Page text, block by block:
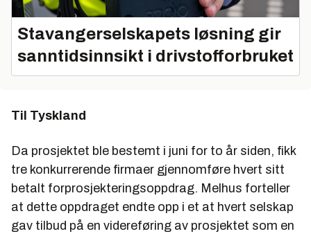
Stavangerselskapets løsning gir
sanntidsinnsikt i drivstofforbruket
Til Tyskland
Da prosjektet ble bestemt i juni for to år siden, fikk
tre konkurrerende firmaer gjennomføre hvert sitt
betalt forprosjekteringsoppdrag. Melhus forteller
at dette oppdraget endte opp i et at hvert selskap
gav tilbud på en videreføring av prosjektet som en